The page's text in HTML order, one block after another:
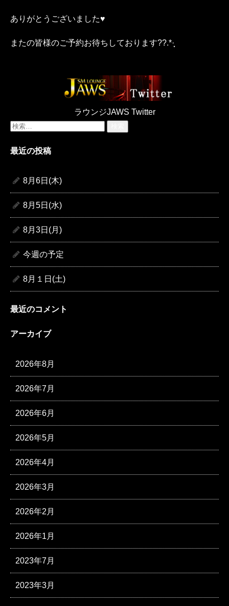
ありがとうございました♥️
またの皆様のご予約お待ちしております??.*·̩͙
ラウンジJAWS Twitter
検
最近の投稿
8月6日(木)
8月5日(水)
8月3日(月)
今週の予定
8月１日(土)
最近のコメント
アーカイブ
2026年8月
2026年7月
2026年6月
2026年5月
2026年4月
2026年3月
2026年2月
2026年1月
2023年7月
2023年3月